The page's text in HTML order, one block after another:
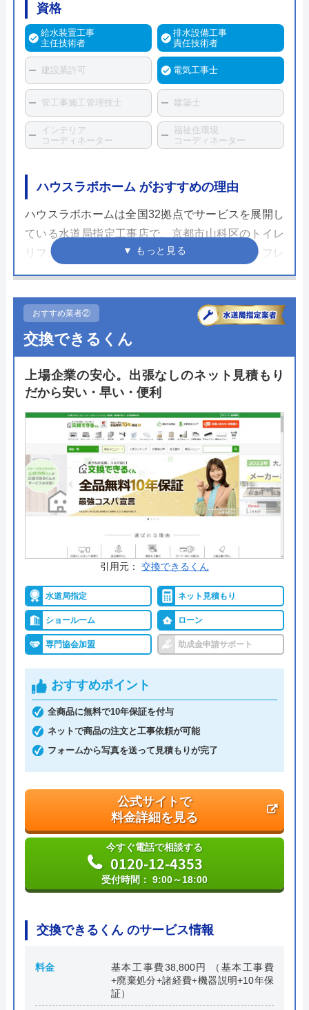
資格
給水装置工事
主任技術者
排水設備工事
責任技術者
建設業許可 電気工事士
管工事施工管理技士 建築士
インテリア
コーディネーター
福祉住環境
コーディネーター
ハウスラボホーム がおすすめの理由
ハウスラボホームは全国32拠点でサービスを展開し
ている水道局指定工事店で、京都市山科区のトイレ
リフォーム・交換にも対応しています。スタッフレ
ベルが高く、個人宅だけでなく企業実績も豊富なた
ホームページで表示されている価格は、商品代金・
工事費・処分費などすべてを含んだ最終金額となっ
ており、表示価格以外は一切かからないので安心で
す。
はかかせない「排水形式の確認」や「取付可能トイ
レの紹介」も無料で行ってくれるので、まずは気軽
に相談してみてはいかがでしょうか。
公式サイトで
料金詳細を見る
今すぐ電話で相談する
0120-221-611
ハウスラボホーム の基本情報
代表者 丸山英利
本社所在地
〒556-0014
おすすめ業者②
交換できるくん
上場企業の安心。出張なしのネット見積もり
だから安い・早い・便利
引用元： 交換できるくん
水道局指定 ネット見積もり
ショールーム ローン
専門協会加盟 助成金申請サポート
おすすめポイント
全商品に無料で10年保証を付与
ネットで商品の注文と工事依頼が可能
フォームから写真を送って見積もりが完了
公式サイトで
料金詳細を見る
今すぐ電話で相談する
0120-12-4353
受付時間： 9:00～18:00
交換できるくん のサービス情報
料金
基本工事費38,800円 （基本工事費
+廃棄処分+諸経費+機器説明+10年保
証）